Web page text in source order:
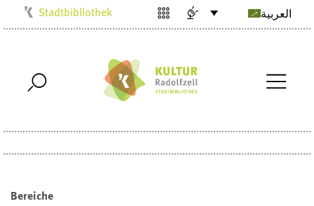
Musikschule
Stadtmuseum
Stadtbibliothek
Villa Bosch
العربية
Bereiche